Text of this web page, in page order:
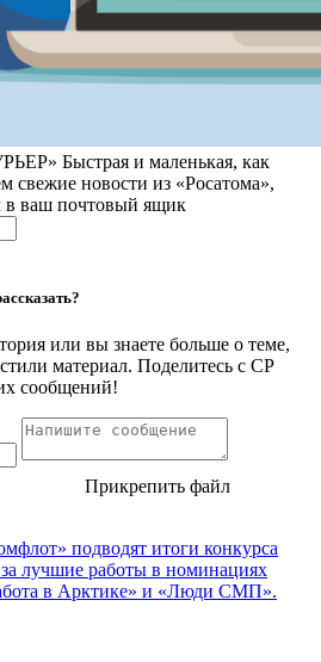
Быстрая и маленькая, как
свежие новости из «Росатома»,
в ваш почтовый ящик
или вы знаете больше о теме,
материал. Поделитесь с СР
сообщений!
Прикрепить файл
подводят итоги конкурса
лучшие работы в номинациях
в Арктике» и «Люди СМП».